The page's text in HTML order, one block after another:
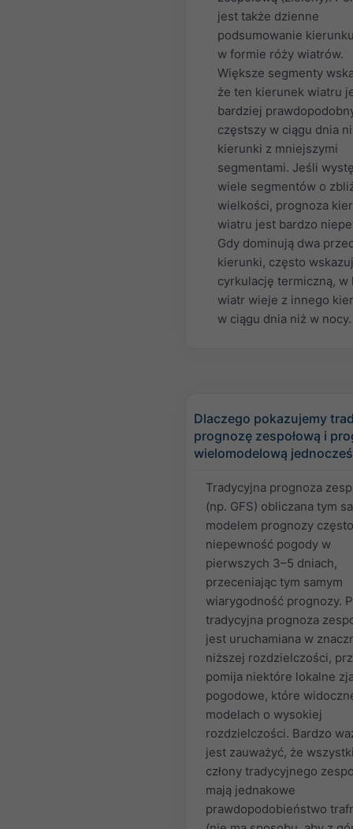
jest także dzienne
podsumowanie
w formie róży wiatrów.
Większe segmenty
że ten kierunek wiatru
bardziej
częstszy w ciągu dnia
kierunki z mniejszymi
segmentami. Jeśli
wiele segmentów o
wielkości, prognoza
wiatru jest bardzo
Gdy dominują dwa
kierunki, często
cyrkulację termiczną, w
wiatr wieje z innego
w ciągu dnia niż w nocy.
Dlaczego pokazujemy
prognozę zespołową i
wielomodelową
Tradycyjna prognoza
(np. GFS) obliczana tym
modelem prognozy
niepewność pogody w
pierwszych 3–5 dniach,
przeceniając tym samym
wiarygodność prognozy.
tradycyjna prognoza
jest uruchamiana w
niższej rozdzielczości,
pomija niektóre lokalne
pogodowe, które
modelach o wysokiej
rozdzielczości. Bardzo
jest zauważyć, że
człony tradycyjnego
mają jednakowe
prawdopodobieństwo